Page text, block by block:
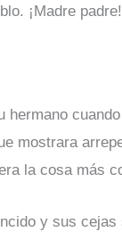
¡Madre
hermano
mostrara
la cosa más
y sus